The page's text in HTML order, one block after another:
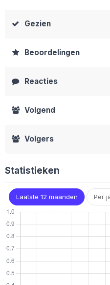
Gezien
Beoordelingen
Reacties
Volgend
Volgers
Statistieken
Laatste 12 maanden Per